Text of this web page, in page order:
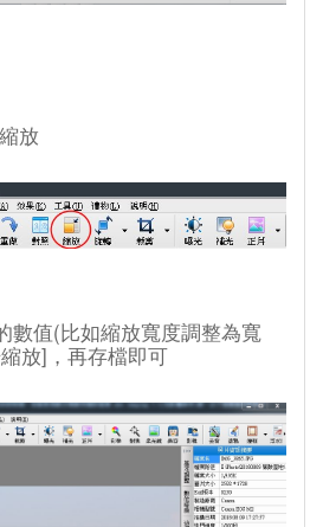
放
數值(比如縮放寬度調整為寬
放]，再存檔即可